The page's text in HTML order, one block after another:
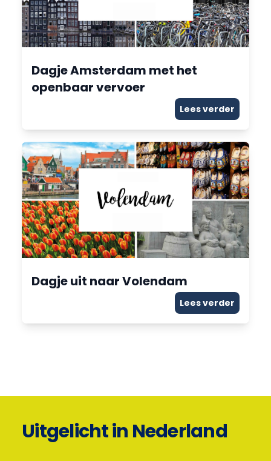
Dagje Amsterdam met het
openbaar vervoer
Lees verder
Dagje uit naar Volendam
Lees verder
Uitgelicht in Nederland